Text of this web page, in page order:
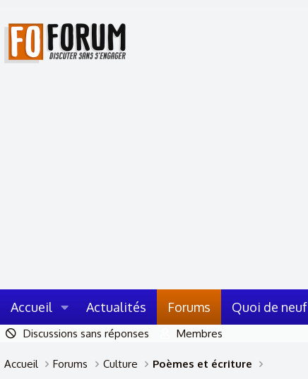
Accueil Actualités Forums Quoi de neuf
Discussions sans réponses Membres
Accueil Forums Culture Poèmes et écriture